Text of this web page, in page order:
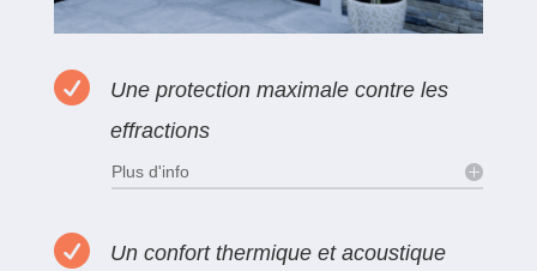

Une protection maximale contre les
effractions
Plus d'info
 Un confort thermique et acoustique